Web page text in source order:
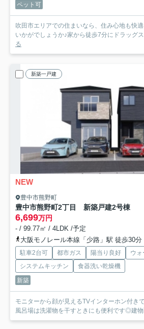
ペット可
吹田市エリアでの住まいなら、住み心地も快
いかがでしょうか♪家から徒歩7分にドラッグ
る
新築一戸建
NEW
豊中市熊野町
豊中市熊野町2丁目 新築戸建2号棟
6,699万円
- / 99.77㎡ / 4LDK /予定
大阪モノレール本線「少路」駅 徒歩30分
駐車2台可 都市ガス 陽当り良好
ウォ
システムキッチン
食器洗い乾燥機
新築
モニターから顔が見えるTVインターホン付き
風呂場は洗濯物を干すときにも便利です◎建